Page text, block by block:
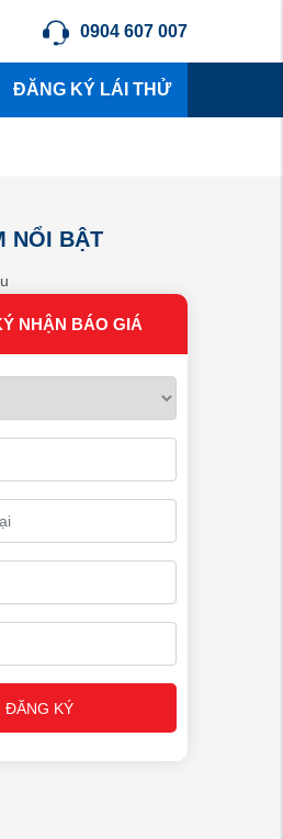
0904 607 007
ĐĂNG KÝ LÁI THỬ
NỔI BẬT
NHẬN BÁO GIÁ
ĐĂNG KÝ